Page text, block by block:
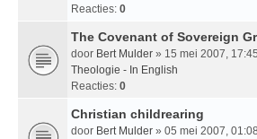
Reacties: 0
The Covenant of Sovereign
door Bert Mulder » 15 mei 2007,
Theologie - In English
Reacties: 0
Christian childrearing
door Bert Mulder » 05 mei 2007,